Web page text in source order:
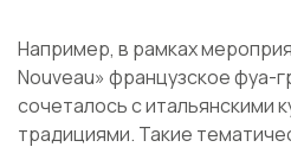
Например, в рамках
Nouveau» французское фуа-
сочеталось с итальянскими
традициями. Такие